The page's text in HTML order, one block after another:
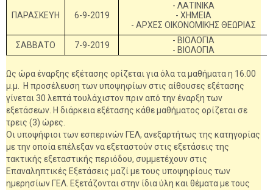
ΠΑΡΑΣΚΕΥΗ 6-9-2019
- ΛΑΤΙΝΙΚΑ
- ΧΗΜΕΙΑ
- ΑΡΧΕΣ ΟΙΚΟΝΟΜΙΚΗΣ ΘΕΩΡΙΑΣ
ΣΑΒΒΑΤΟ 7-9-2019
- ΒΙΟΛΟΓΙΑ
- ΒΙΟΛΟΓΙΑ
Ως ώρα έναρξης εξέτασης ορίζεται για όλα τα μαθήματα η 16.00
μ.μ. Η προσέλευση των υποψηφίων στις αίθουσες εξέτασης
γίνεται 30 λεπτά τουλάχιστον πριν από την έναρξη των
εξετάσεων. Η διάρκεια εξέτασης κάθε μαθήματος ορίζεται σε
τρεις (3) ώρες.
Οι υποψήφιοι των εσπερινών ΓΕΛ, ανεξαρτήτως της κατηγορίας
με την οποία επέλεξαν να εξεταστούν στις εξετάσεις της
τακτικής εξεταστικής περιόδου, συμμετέχουν στις
Επαναληπτικές Εξετάσεις μαζί με τους υποψηφίους των
ημερησίων ΓΕΛ. Εξετάζονται στην ίδια ύλη και θέματα με τους